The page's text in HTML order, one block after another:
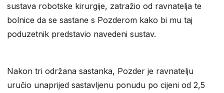
sustava robotske kirurgije, zatražio od ravnatelja te
bolnice da se sastane s Pozderom kako bi mu taj
poduzetnik predstavio navedeni sustav.
Nakon tri održana sastanka, Pozder je ravnatelju
uručio unaprijed sastavljenu ponudu po cijeni od 2,5